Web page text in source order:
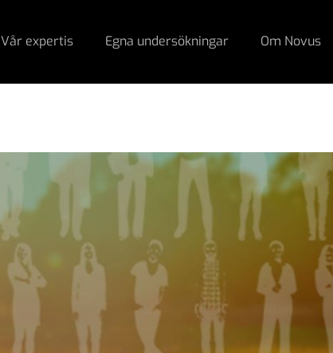
Vår expertis Egna undersökningar Om Novus